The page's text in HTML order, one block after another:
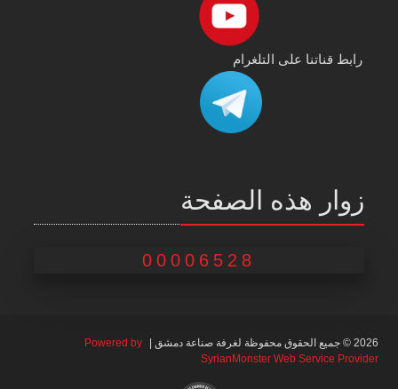
رابط قناتنا على التلغرام
زوار هذه الصفحة
00006528
2026 © جميع الحقوق محفوظة لغرفة صناعة دمشق |
Powered by
SyrianMonster Web Service Provider